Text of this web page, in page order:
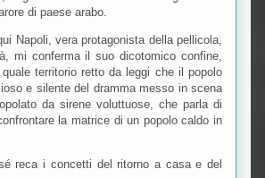
di paese arabo.
Napoli, vera protagonista della pellicola,
mi conferma il suo dicotomico confine,
territorio retto da leggi che il popolo
e silente del dramma messo in scena
da sirene voluttuose, che parla di
la matrice di un popolo caldo in
reca i concetti del ritorno a casa e del